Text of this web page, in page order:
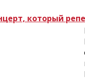
который